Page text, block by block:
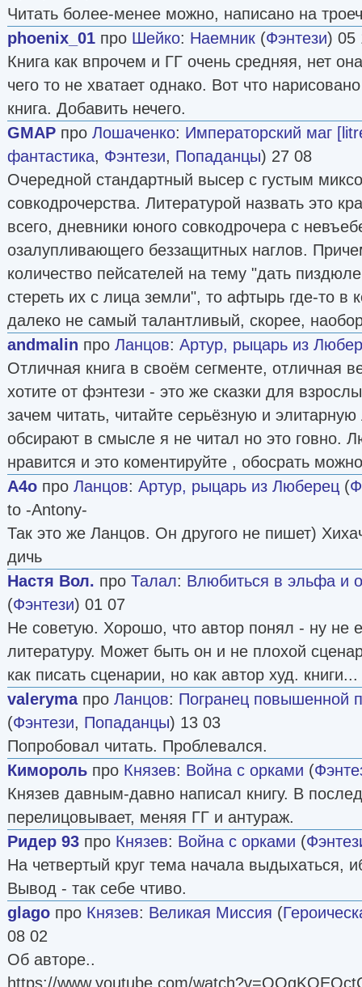
Читать более-менее можно, написано на
phoenix_01 про Шейко: Наемник (Фэнтези) 05
Книга как впрочем и ГГ очень средняя, нет
чего то не хватает однако. Вот что
книга. Добавить нечего.
GMAP про Лошаченко: Императорский маг
фантастика, Фэнтези, Попаданцы) 27 08
Очередной стандартный высер с густым
совкодрочерства. Литературой назвать это
всего, дневники юного совкодрочера с
озалупливающего беззащитных наглов.
количество пейсателей на тему "дать
стереть их с лица земли", то афтырь где-то в
далеко не самый талантливый, скорее,
andmalin про Ланцов: Артур, рыцарь из
Отличная книга в своём сегменте, отличная
хотите от фэнтези - это же сказки для
зачем читать, читайте серьёзную и элитарную
обсирают в смысле я не читал но это говно.
нравится и это коментируйте , обосрать
A4o про Ланцов: Артур, рыцарь из Люберец (
to -Antony-
Так это же Ланцов. Он другого не пишет)
дичь
Настя Вол. про Талал: Влюбиться в эльфа и
(Фэнтези) 01 07
Не советую. Хорошо, что автор понял - ну не
литературу. Может быть он и не плохой
как писать сценарии, но как автор худ. книги...
valerymaпро Ланцов: Погранец повышенной
(Фэнтези, Попаданцы) 13 03
Попробовал читать. Проблевался.
Кимороль про Князев: Война с орками (
Князев давным-давно написал книгу. В
перелицовывает, меняя ГГ и антураж.
Ридер 93 про Князев: Война с орками (
На четвертый круг тема начала выдыхаться,
Вывод - так себе чтиво.
glago про Князев: Великая Миссия (
08 02
Об авторе..
https://www.youtube.com/